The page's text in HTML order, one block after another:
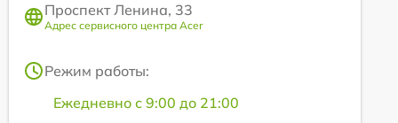
Проспект Ленина, 33
Адрес сервисного центра Acer
Режим работы:
Ежедневно с 9:00 до 21:00